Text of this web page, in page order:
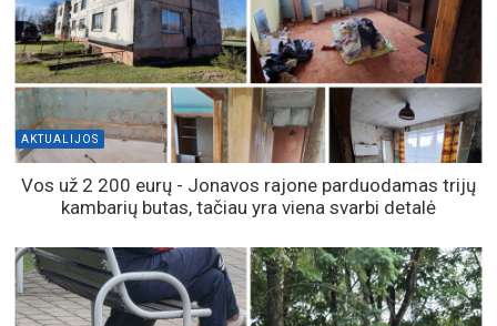
AKTUALIJOS
Vos už 2 200 eurų - Jonavos rajone parduodamas trijų
kambarių butas, tačiau yra viena svarbi detalė